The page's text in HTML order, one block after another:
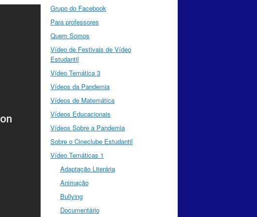
Grupo do Facebook
Para professores
Quem Somos
Vídeo de Festivais de Vídeo
Estudantil
Vídeo Temática 3
Vídeos da Pandemia
Vídeos de Matemática
Vídeos Educacionais
Vídeos Sobre a Pandemia
Sobre o Cineclube Estudantil
Vídeo Temáticas 1
Adaptação Literária
Animação
Bullying
Documentário